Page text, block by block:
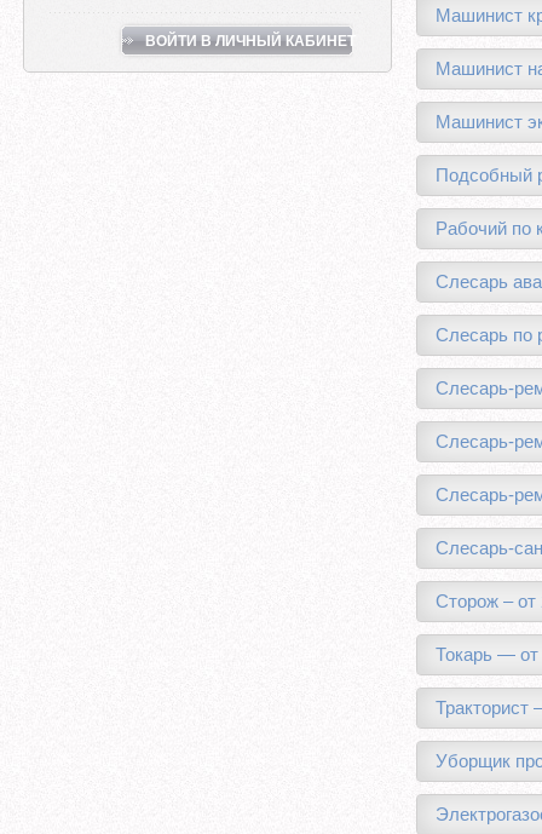
ВОЙТИ В ЛИЧНЫЙ КАБИНЕТ
Машинист
Машинист
Машинист
Подсобный
Рабочий по
Слесарь
Слесарь по
Слесарь-
Слесарь-
Слесарь-
Слесарь-
Сторож – от
Токарь — от
Тракторист
Уборщик